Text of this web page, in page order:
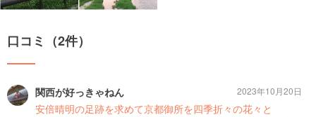
口コミ（2件）
関西が好っきゃねん
安倍晴明の足跡を求めて京都御所を四季折々の花々と
2023年10月20日